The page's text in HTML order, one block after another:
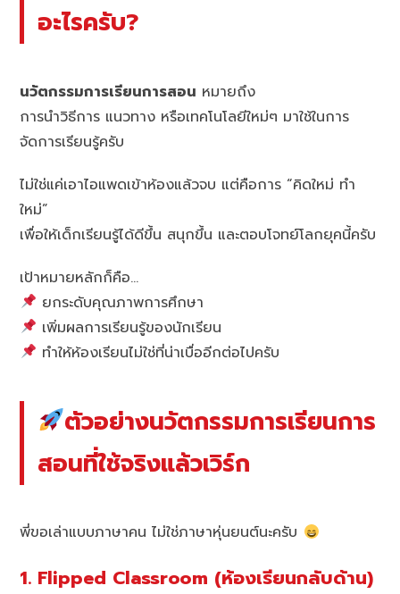
อะไรครับ?
นวัตกรรมการเรียนการสอน หมายถึง
การนำวิธีการ แนวทาง หรือเทคโนโลยีใหม่ๆ มาใช้ในการ
จัดการเรียนรู้ครับ
ไม่ใช่แค่เอาไอแพดเข้าห้องแล้วจบ แต่คือการ “คิดใหม่ ทำ
ใหม่”
เพื่อให้เด็กเรียนรู้ได้ดีขึ้น สนุกขึ้น และตอบโจทย์โลกยุคนี้ครับ
เป้าหมายหลักก็คือ…
ยกระดับคุณภาพการศึกษา
เพิ่มผลการเรียนรู้ของนักเรียน
ทำให้ห้องเรียนไม่ใช่ที่น่าเบื่ออีกต่อไปครับ
ตัวอย่างนวัตกรรมการเรียนการ
สอนที่ใช้จริงแล้วเวิร์ก
พี่ขอเล่าแบบภาษาคน ไม่ใช่ภาษาหุ่นยนต์นะครับ
1. Flipped Classroom (ห้องเรียนกลับด้าน)